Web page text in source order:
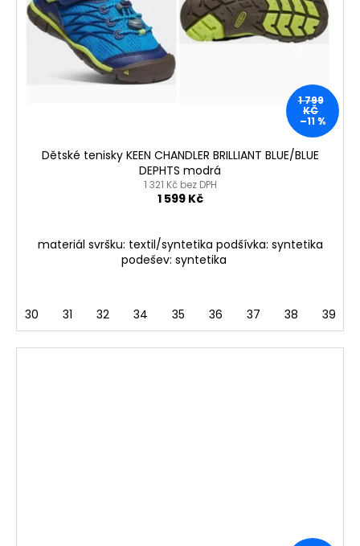
1 799
KČ
–11 %
Dětské tenisky KEEN CHANDLER BRILLIANT BLUE/BLUE
DEPHTS modrá
1 321 Kč bez DPH
1 599 Kč
materiál svršku: textil/syntetika podšívka: syntetika
podešev: syntetika
30 31 32 34 35 36 37 38 39